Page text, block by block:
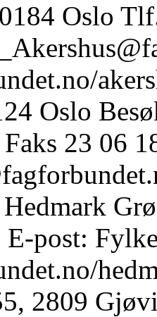
Oslo
Oslo
23 06
post:
2809